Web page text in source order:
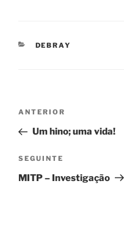
CATEGORIAS
DEBRAY
Navegação
artigos
Conteúdo
anterior
ANTERIOR
Um hino; uma vida!
Conteúdo
seguinte
SEGUINTE
MITP – Investigação